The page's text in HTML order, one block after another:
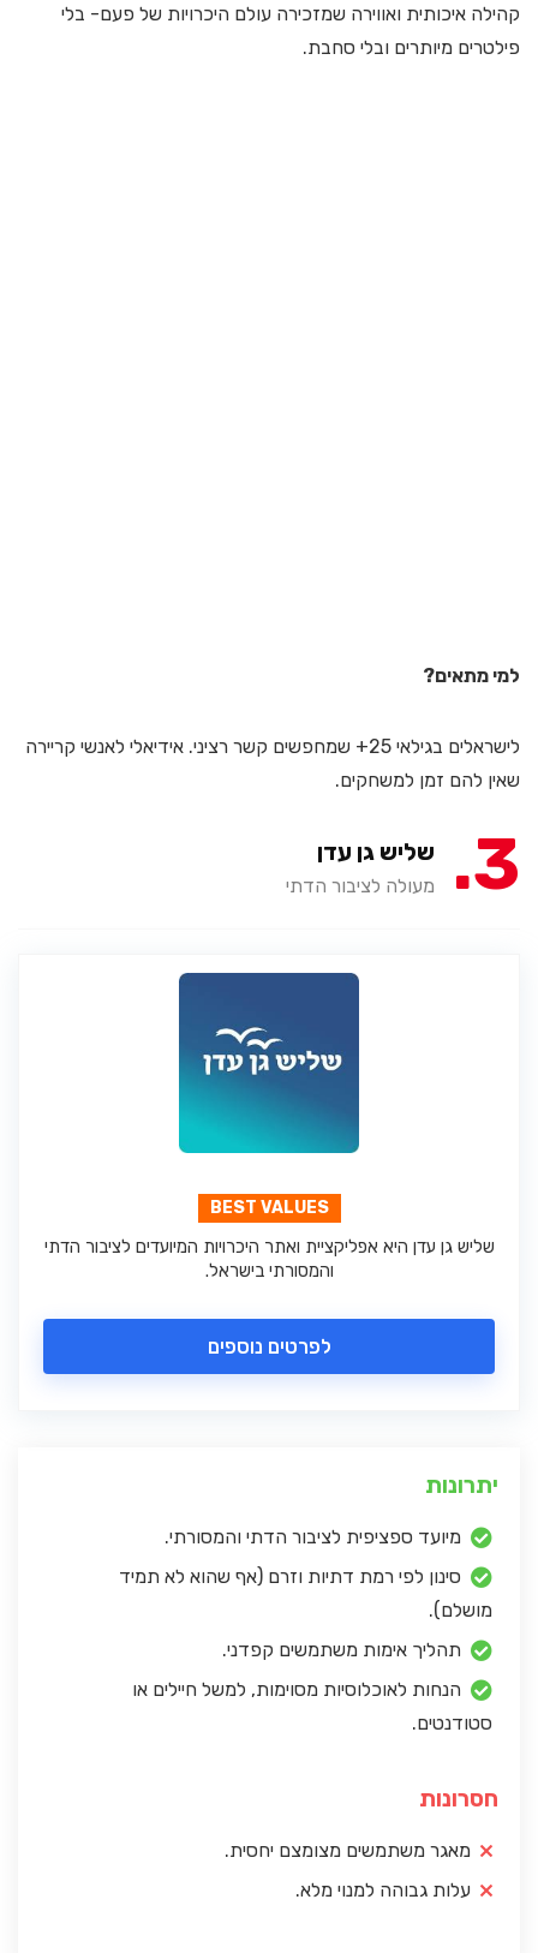
קהילה איכותית ואווירה שמזכירה עולם היכרויות של פעם- בלי
פילטרים מיותרים ובלי סחבת.
למי מתאים?
לישראלים בגילאי 25+ שמחפשים קשר רציני. אידיאלי לאנשי קריירה
שאין להם זמן למשחקים.
3 שליש גן עדן
מעולה לציבור הדתי
BEST VALUES
שליש גן עדן היא אפליקציית ואתר היכרויות המיועדים לציבור הדתי
והמסורתי בישראל.
לפרטים נוספים
יתרונות
מיועד ספציפית לציבור הדתי והמסורתי.
סינון לפי רמת דתיות וזרם (אף שהוא לא תמיד
מושלם).
תהליך אימות משתמשים קפדני.
הנחות לאוכלוסיות מסוימות, למשל חיילים או
סטודנטים.
חסרונות
מאגר משתמשים מצומצם יחסית.
עלות גבוהה למנוי מלא.